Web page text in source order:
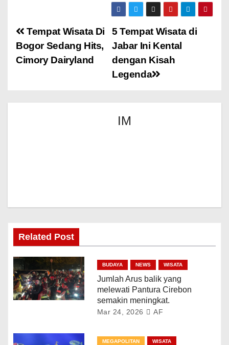
5 Tempat Wisata di
Jabar Ini Kental
dengan Kisah
Legenda
Tempat Wisata Di
Bogor Sedang Hits,
Cimory Dairyland
IM
Related Post
BUDAYA NEWS WISATA
Jumlah Arus balik yang
melewati Pantura Cirebon
semakin meningkat.
Mar 24, 2026 AF
MEGAPOLITAN WISATA